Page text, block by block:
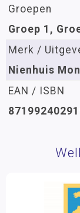
Groepen
Groep 1,
Merk /
Nienhuis
EAN / ISBN